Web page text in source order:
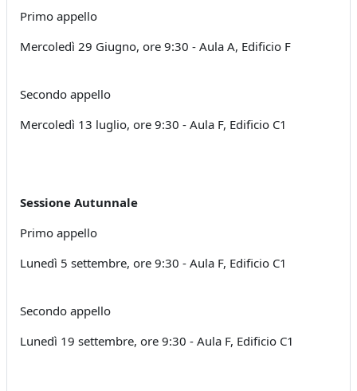
Primo appello
Mercoledì 29 Giugno, ore 9:30 - Aula A, Edificio F
Secondo appello
Mercoledì 13 luglio, ore 9:30 - Aula F, Edificio C1
Sessione Autunnale
Primo appello
Lunedì 5 settembre, ore 9:30 - Aula F, Edificio C1
Secondo appello
Lunedì 19 settembre, ore 9:30 - Aula F, Edificio C1